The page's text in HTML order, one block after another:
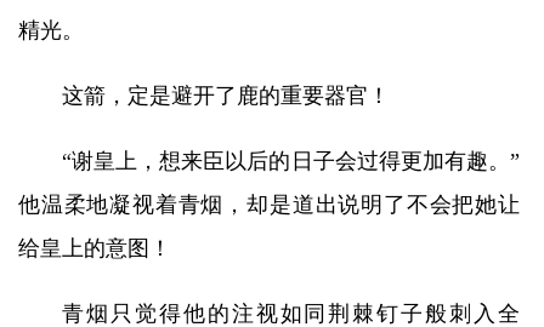
精光。
这箭，定是避开了鹿的重要器官！
“谢皇上，想来臣以后的日子会过得更加有趣。”
他温柔地凝视着青烟，却是道出说明了不会把她让
给皇上的意图！
青烟只觉得他的注视如同荆棘钉子般刺入全